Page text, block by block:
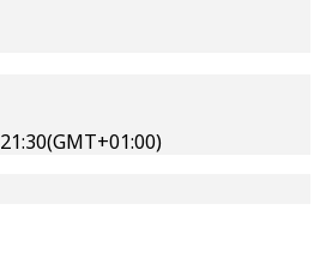
21:30(GMT+01:00)